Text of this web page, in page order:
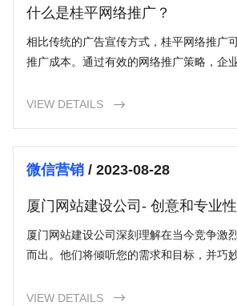
什么是桂平网络推广？
相比传统的广告宣传方式，桂平网络推广
推广成本。通过有效的网络推广策略，企
用，又能取得更好的推广效果。
VIEW DETAILS 
微信营销/ 2023-08-28
厦门网站建设公司- 创意和专业
厦门网站建设公司深刻理解在当今竞争激
而出。他们将倾听您的需求和目标，并巧
专业而独特的设计解决方案。
VIEW DETAILS 